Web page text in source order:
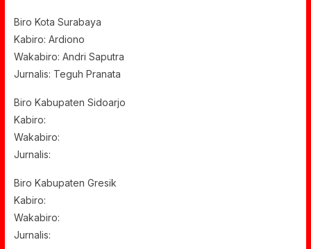
Biro Kota Surabaya
Kabiro: Ardiono
Wakabiro: Andri Saputra
Jurnalis: Teguh Pranata
Biro Kabupaten Sidoarjo
Kabiro:
Wakabiro:
Jurnalis:
Biro Kabupaten Gresik
Kabiro:
Wakabiro:
Jurnalis: